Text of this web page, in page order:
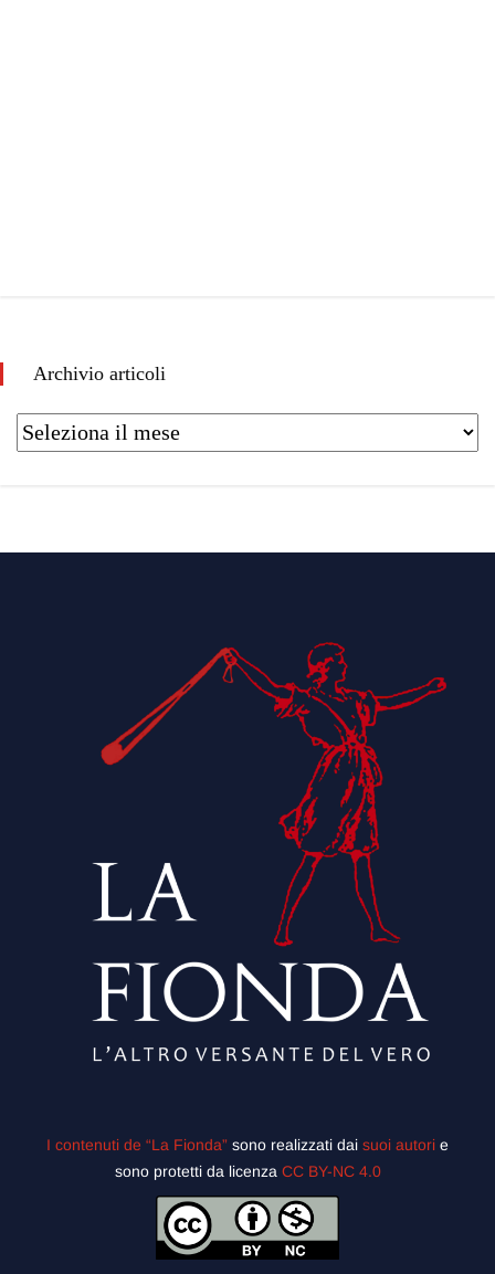
Archivio articoli
I contenuti de “La Fionda” sono realizzati dai suoi autori e
sono protetti da licenza CC BY-NC 4.0